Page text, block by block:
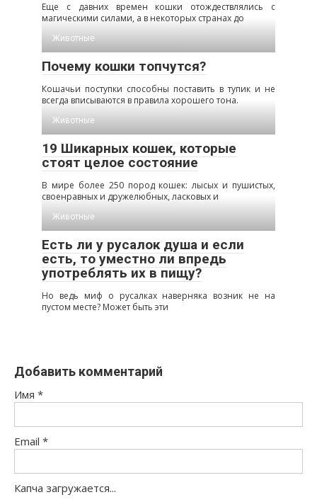
Еще с давних времен кошки отождествлялись с
магическими силами, а в некоторых странах до
Животные
Почему кошки топчутся?
Кошачьи поступки способны поставить в тупик и не
всегда вписываются в правила хорошего тона.
Животные
19 Шикарных кошек, которые
стоят целое состояние
В мире более 250 пород кошек: лысых и пушистых,
своенравных и дружелюбных, ласковых и
Животные
Есть ли у русалок душа и если
есть, то уместно ли впредь
употреблять их в пищу?
Но ведь миф о русалках наверняка возник не на
пустом месте? Может быть эти
Добавить комментарий
Имя *
Email *
Капча загружается...